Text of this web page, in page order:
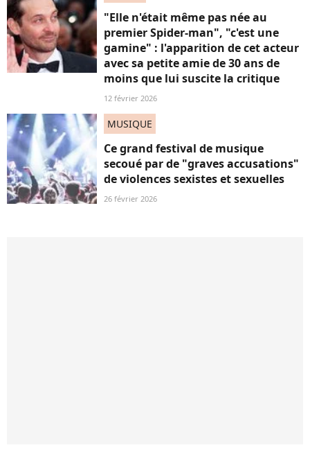
"Elle n'était même pas née au
premier Spider-man", "c'est une
gamine" : l'apparition de cet acteur
avec sa petite amie de 30 ans de
moins que lui suscite la critique
12 février 2026
MUSIQUE
Ce grand festival de musique
secoué par de "graves accusations"
de violences sexistes et sexuelles
26 février 2026